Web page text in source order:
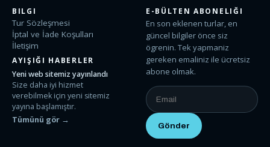
BILGI
Tur Sözleşmesi
İptal ve İade Koşulları
İletişim
AYIŞIĞI HABERLER
Yeni web sitemiz yayınlandı
Size daha iyi hizmet
verebilmek için yeni sitemiz
yayına başlamıştır.
Tümünü gör →
E-BÜLTEN ABONELIĞI
En son eklenen turlar, en
güncel bilgiler önce siz
ögrenin. Tek yapmaniz
gereken emaliniz ile ücretsiz
abone olmak.